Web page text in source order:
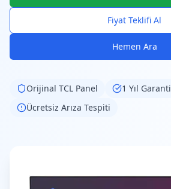
Fiyat Teklifi Al
Hemen Ara
Orijinal TCL Panel
1 Yıl Garanti
Ücretsiz Arıza Tespiti